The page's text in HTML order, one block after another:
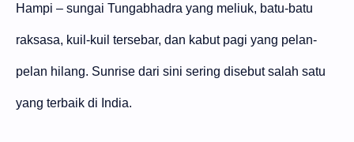
Hampi – sungai Tungabhadra yang meliuk, batu-batu
raksasa, kuil-kuil tersebar, dan kabut pagi yang pelan-
pelan hilang. Sunrise dari sini sering disebut salah satu
yang terbaik di India.